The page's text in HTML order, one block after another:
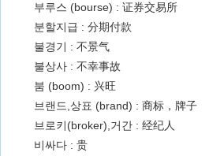
부루스 (bourse) : 证券交易所
분할지급 : 分期付款
불경기 : 不景气
불상사 : 不幸事故
붐 (boom) : 兴旺
브랜드,상표 (brand) : 商标，牌子
브로키(broker),거간 : 经纪人
비싸다 : 贵